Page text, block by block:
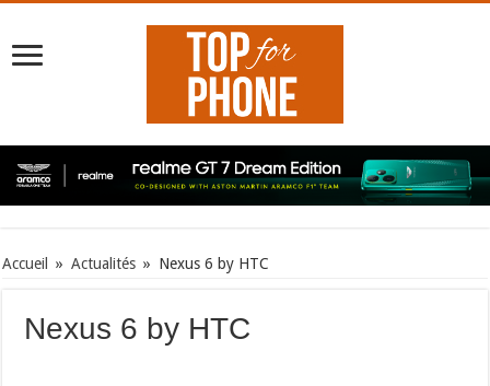
Accueil » Actualités » Nexus 6 by HTC
Nexus 6 by HTC